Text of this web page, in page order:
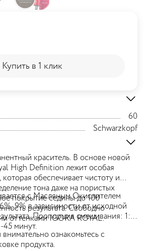
60
Schwarzkopf
краситель. В основе новой
High Definition лежит особая
обеспечивает чистоту и
тона даже на пористых
покрытие седины до 100
результата. Свободно
оттенками IGORA ROYAL.
с Масляным Окислителем
9% в зависимости от исходной
Пропорция смешивания: 1:1.
минут.
ознакомьтесь с
продукта.
Купить в 1 клик
Купить в 1 клик